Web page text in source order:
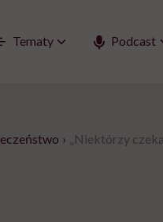
Tematy Podcast
› „Niektórzy